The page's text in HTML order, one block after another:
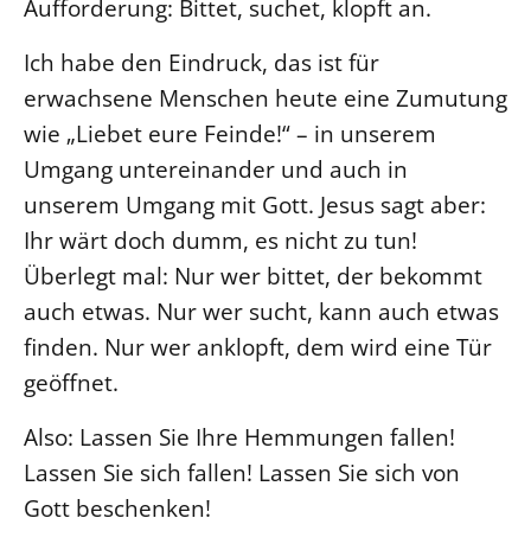
Aufforderung: Bittet, suchet, klopft an.
Ich habe den Eindruck, das ist für
erwachsene Menschen heute eine Zumutung
wie „Liebet eure Feinde!“ – in unserem
Umgang untereinander und auch in
unserem Umgang mit Gott. Jesus sagt aber:
Ihr wärt doch dumm, es nicht zu tun!
Überlegt mal: Nur wer bittet, der bekommt
auch etwas. Nur wer sucht, kann auch etwas
finden. Nur wer anklopft, dem wird eine Tür
geöffnet.
Also: Lassen Sie Ihre Hemmungen fallen!
Lassen Sie sich fallen! Lassen Sie sich von
Gott beschenken!
NKVK
Öffentlichkeitsarbeit
Personalausschuss
Projektmanagement
Recht
Terminstundenplaner